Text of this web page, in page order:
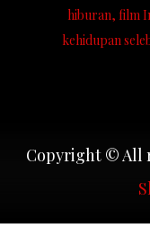
hiburan film
kehidupan
Copyright © All